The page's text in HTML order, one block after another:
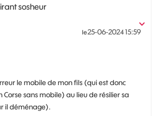
sosheur
le‎25-06-202415:59
le mobile de mon fils (qui est donc
sans mobile) au lieu de résilier sa
il déménage).